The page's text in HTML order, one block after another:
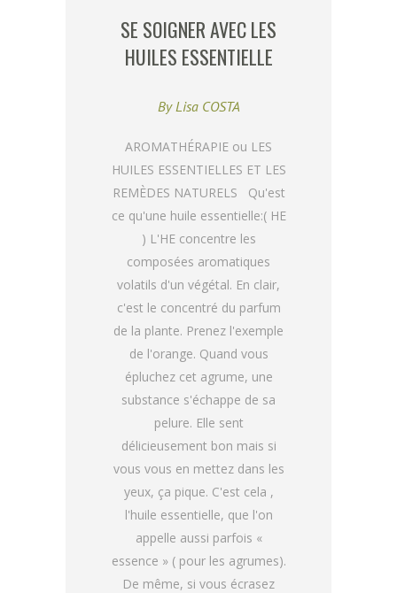
SE SOIGNER AVEC LES
HUILES ESSENTIELLE
ByLisa COSTA
AROMATHÉRAPIE ou LES
HUILES ESSENTIELLES ET LES
REMÈDES NATURELS Qu'est
ce qu'une huile essentielle:( HE
) L'HE concentre les
composées aromatiques
volatils d'un végétal. En clair,
c'est le concentré du parfum
de la plante. Prenez l'exemple
de l'orange. Quand vous
épluchez cet agrume, une
substance s'échappe de sa
pelure. Elle sent
délicieusement bon mais si
vous vous en mettez dans les
yeux, ça pique. C'est cela ,
l'huile essentielle, que l'on
appelle aussi parfois «
essence » ( pour les agrumes).
De même, si vous écrasez